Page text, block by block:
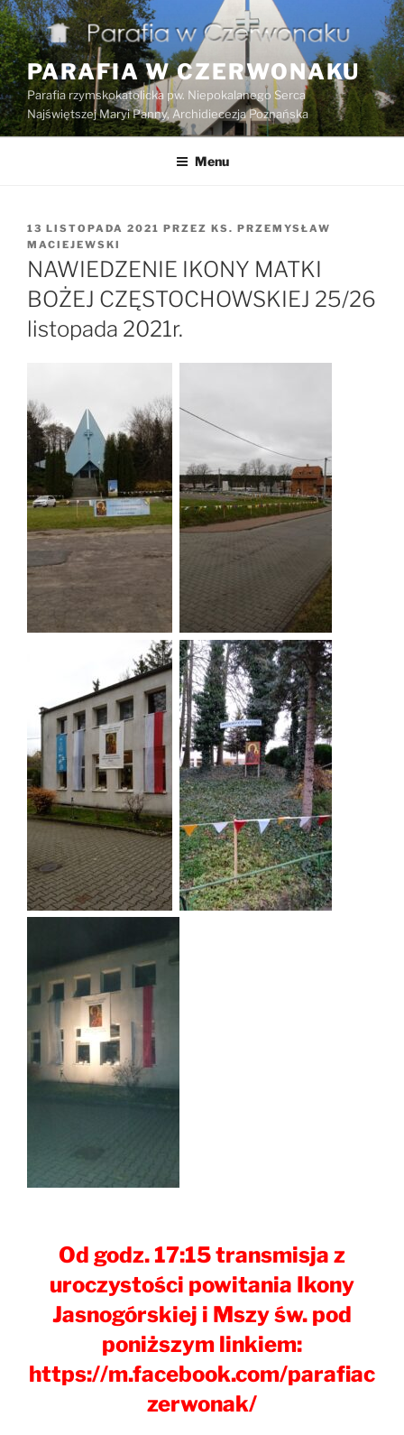
Przejdź
do
treści
PARAFIA W CZERWONAKU
Parafia rzymskokatolicka pw. Niepokalanego Serca
Najświętszej Maryi Panny, Archidiecezja Poznańska
Menu
OPUBLIKOWANE
W
13 LISTOPADA 2021 PRZEZ KS. PRZEMYSŁAW
MACIEJEWSKI
NAWIEDZENIE IKONY MATKI
BOŻEJ CZĘSTOCHOWSKIEJ 25/26
listopada 2021r.
Od godz. 17:15 transmisja z
uroczystości powitania Ikony
Jasnogórskiej i Mszy św. pod
poniższym linkiem:
https://m.facebook.com/parafiac
zerwonak/